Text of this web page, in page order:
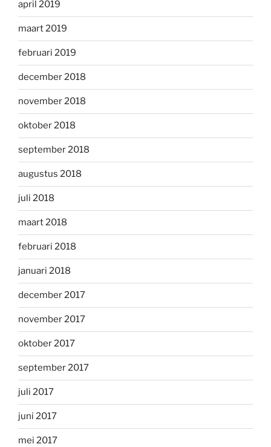
april 2019
maart 2019
februari 2019
december 2018
november 2018
oktober 2018
september 2018
augustus 2018
juli 2018
maart 2018
februari 2018
januari 2018
december 2017
november 2017
oktober 2017
september 2017
juli 2017
juni 2017
mei 2017